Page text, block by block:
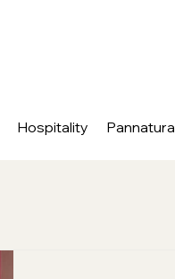
Hospitality Pannatura